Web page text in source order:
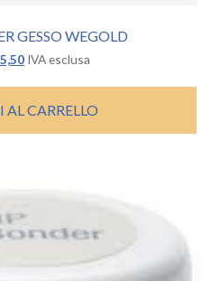
GESSO WEGOLD
Il
attuale
è:
€ 25,50.
IVA esclusa
CARRELLO